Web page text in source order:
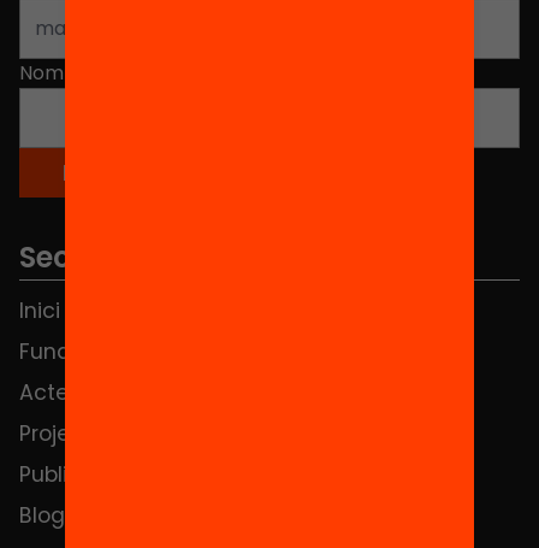
Nom
Seccions
Inici
Fundació
Actes
Projectes
Publicacions i vídeos
Blog